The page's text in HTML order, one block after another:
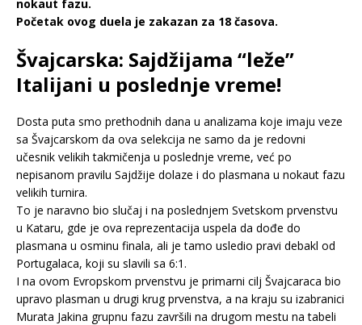
nokaut fazu.
Početak ovog duela je zakazan za 18 časova.
Švajcarska: Sajdžijama “leže”
Italijani u poslednje vreme!
Dosta puta smo prethodnih dana u analizama koje imaju veze
sa Švajcarskom da ova selekcija ne samo da je redovni
učesnik velikih takmičenja u poslednje vreme, već po
nepisanom pravilu Sajdžije dolaze i do plasmana u nokaut fazu
velikih turnira.
To je naravno bio slučaj i na poslednjem Svetskom prvenstvu
u Kataru, gde je ova reprezentacija uspela da dođe do
plasmana u osminu finala, ali je tamo usledio pravi debakl od
Portugalaca, koji su slavili sa 6:1.
I na ovom Evropskom prvenstvu je primarni cilj Švajcaraca bio
upravo plasman u drugi krug prvenstva, a na kraju su izabranici
Murata Jakina grupnu fazu završili na drugom mestu na tabeli